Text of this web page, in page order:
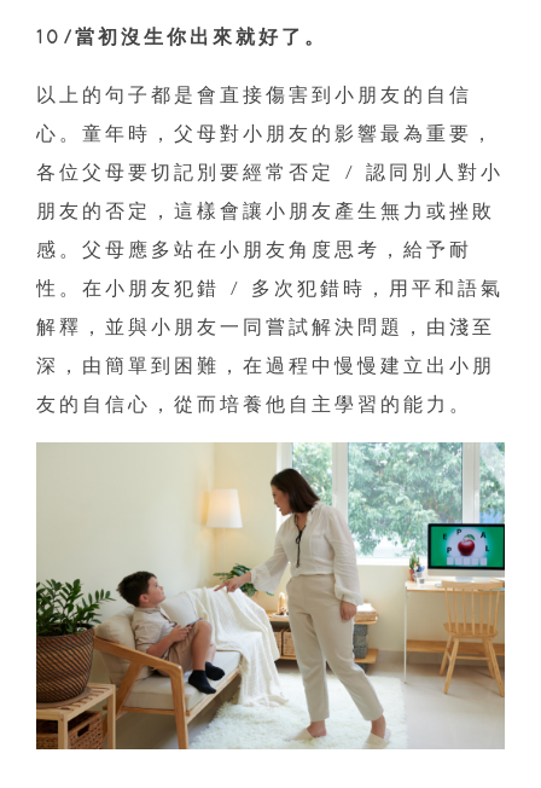
10/當初沒生你出來就好了。
以上的句子都是會直接傷害到小朋友的自信
心。童年時，父母對小朋友的影響最為重要，
各位父母要切記別要經常否定 / 認同別人對小
朋友的否定，這樣會讓小朋友產生無力或挫敗
感。父母應多站在小朋友角度思考，給予耐
性。在小朋友犯錯 / 多次犯錯時，用平和語氣
解釋，並與小朋友一同嘗試解決問題，由淺至
深，由簡單到困難，在過程中慢慢建立出小朋
友的自信心，從而培養他自主學習的能力。